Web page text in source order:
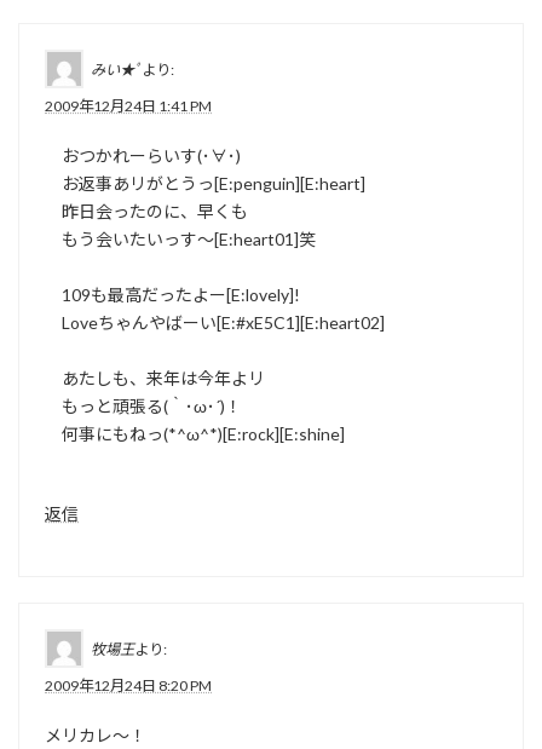
みい★ﾟ より:
2009年12月24日 1:41 PM
おつかれーらいす(･∀･)
お返事あリがとうっ[E:penguin][E:heart]
昨日会ったのに、早くも
もう会いたいっす～[E:heart01]笑
109も最高だったよー[E:lovely]!
Loveちゃんやばーい[E:#xE5C1][E:heart02]
あたしも、来年は今年よリ
もっと頑張る(｀･ω･´)！
何事にもねっ(*^ω^*)[E:rock][E:shine]
返信
牧場王より:
2009年12月24日 8:20 PM
メリカレ～！